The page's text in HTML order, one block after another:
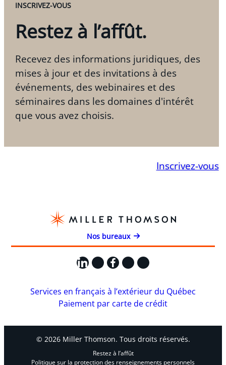
INSCRIVEZ-VOUS
Restez à l’affût.
Recevez des informations juridiques, des
mises à jour et des invitations à des
événements, des webinaires et des
séminaires dans les domaines d'intérêt
que vous avez choisis.
Inscrivez-vous
Nos bureaux
LinkedIn
X Facebook
Instagram
YouTube
Services en français à l’extérieur du Québec
Paiement par carte de crédit
© 2026 Miller Thomson. Tous droits réservés.
Restez à l’affût
Politique sur la protection des renseignements personnels